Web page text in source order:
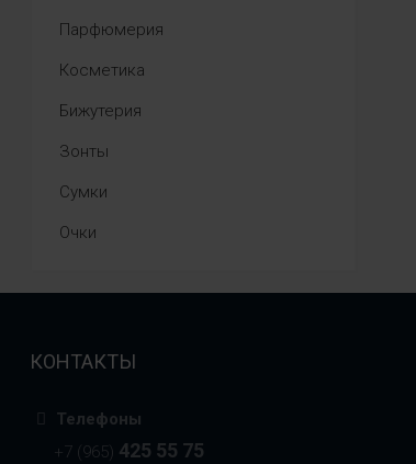
Парфюмерия
Косметика
Бижутерия
Зонты
Сумки
Очки
КОНТАКТЫ
Телефоны
+7 (965) 425 55 75